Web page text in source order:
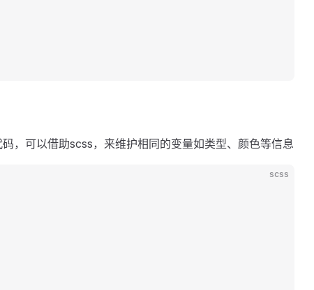
，可以借助scss，来维护相同的变量如类型、颜色等信息
scss